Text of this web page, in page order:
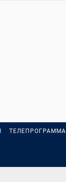
ТЕЛЕПРОГРАММА